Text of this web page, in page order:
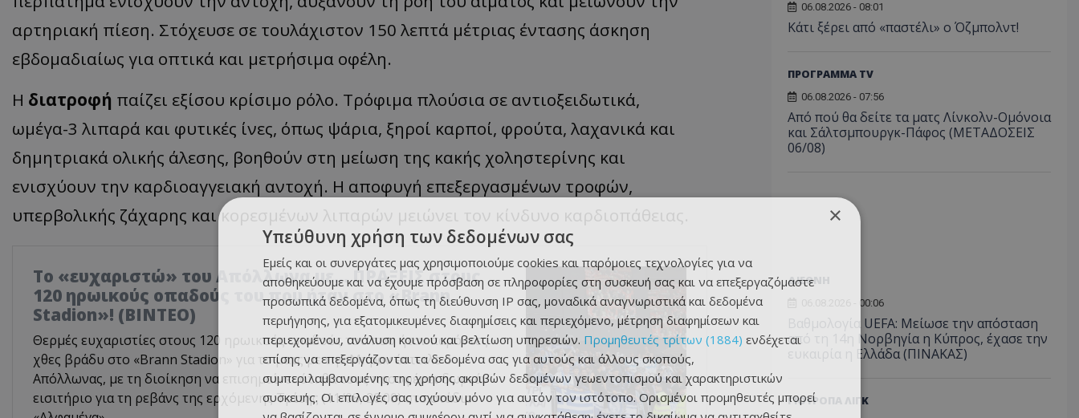
αρτηριακή πίεση. Στόχευσε σε τουλάχιστον 150 λεπτά μέτριας έντασης άσκηση
εβδομαδιαίως για οπτικά και μετρήσιμα οφέλη.
Η διατροφή παίζει εξίσου κρίσιμο ρόλο. Τρόφιμα πλούσια σε αντιοξειδωτικά,
ωμέγα-3 λιπαρά και φυτικές ίνες, όπως ψάρια, ξηροί καρποί, φρούτα, λαχανικά και
δημητριακά ολικής άλεσης, βοηθούν στη μείωση της κακής χοληστερίνης και
ενισχύουν την καρδιοαγγειακή αντοχή. Η αποφυγή επεξεργασμένων τροφών,
υπερβολικής ζάχαρης και κορεσμένων λιπαρών μειώνει τον κίνδυνο καρδιοπάθειας.
Το «ευχαριστώ» του Απόλλωνα με... ΠΡΑΞΕΙΣ στους
120 ηρωικούς οπαδούς του που ήταν στο «Brann
Stadion»! (ΒΙΝΤΕΟ)
Θερμές ευχαριστίες στους 120 ηρωικούς οπαδούς του που ήταν παρόντες
χθες βράδυ στο «Brann Stadion» για το ματς με την Μπραν έστειλε ο
Απόλλωνας, με τη διοίκηση να επισημαίνει ότι θα τους προσφέρει δωρεάν
εισιτήριο για τη ρεβάνς της ερχόμενης Τρίτης (11/08, 20:00) στο στάδιο
06.08.2026 - 08:01
Κάτι ξέρει από «παστέλι» ο Όζμπολντ!
ΠΡΟΓΡΑΜΜΑ TV
06.08.2026 - 07:56
Από πού θα δείτε τα ματς Λίνκολν-Ομόνοια
και Σάλτσμπουργκ-Πάφος (ΜΕΤΑΔΟΣΕΙΣ
06/08)
ΔΙΕΘΝΗ
06.08.2026 - 00:06
Βαθμολογία UEFA: Μείωσε την απόσταση
από τη 14η Νορβηγία η Κύπρος, έχασε την
ευκαιρία η Ελλάδα (ΠΙΝΑΚΑΣ)
ΓΙΟΥΡΟΠΑ ΛΙΓΚ
×
Υπεύθυνη χρήση των δεδομένων σας
Εμείς και οι συνεργάτες μας χρησιμοποιούμε cookies και παρόμοιες τεχνολογίες για να
αποθηκεύουμε και να έχουμε πρόσβαση σε πληροφορίες στη συσκευή σας και να επεξεργαζόμαστε
προσωπικά δεδομένα, όπως τη διεύθυνση IP σας, μοναδικά αναγνωριστικά και δεδομένα
περιήγησης, για εξατομικευμένες διαφημίσεις και περιεχόμενο, μέτρηση διαφημίσεων και
περιεχομένου, ανάλυση κοινού και βελτίωση υπηρεσιών. Προμηθευτές τρίτων (1884) ενδέχεται
επίσης να επεξεργάζονται τα δεδομένα σας για αυτούς και άλλους σκοπούς,
συμπεριλαμβανομένης της χρήσης ακριβών δεδομένων γεωεντοπισμού και χαρακτηριστικών
συσκευής. Οι επιλογές σας ισχύουν μόνο για αυτόν τον ιστότοπο. Ορισμένοι προμηθευτές μπορεί